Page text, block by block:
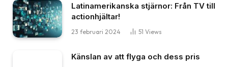
Latinamerikanska stjärnor: Från TV till
actionhjältar!
23 februari 2024 51 Views
Känslan av att flyga och dess pris